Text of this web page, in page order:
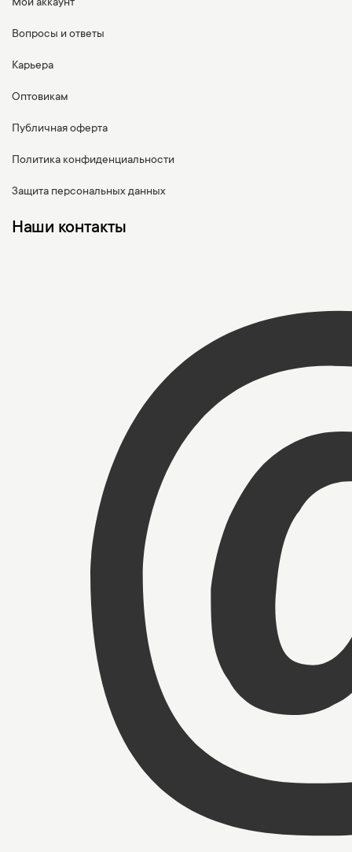
Мой аккаунт
Вопросы и ответы
Карьера
Оптовикам
Публичная оферта
Политика конфиденциальности
Защита персональных данных
Наши контакты